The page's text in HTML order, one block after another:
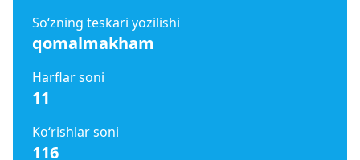
So‘zning teskari yozilishi
qomalmakham
Harflar soni
11
Ko‘rishlar soni
116